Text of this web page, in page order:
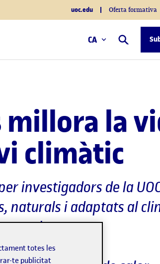
uoc.edu Oferta formativa
Cercar
CA
millora la
climàtic
investigadors de la
naturals i adaptats al
escolars
totes les
te publicitat